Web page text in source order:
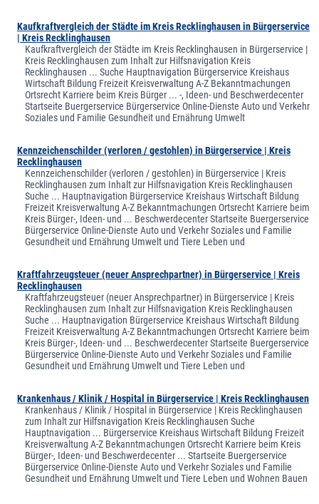
Kaufkraftvergleich der Städte im Kreis Recklinghausen in Bürgerservice
| Kreis Recklinghausen
Kaufkraftvergleich der Städte im Kreis Recklinghausen in Bürgerservice |
Kreis Recklinghausen zum Inhalt zur Hilfsnavigation Kreis
Recklinghausen ... Suche Hauptnavigation Bürgerservice Kreishaus
Wirtschaft Bildung Freizeit Kreisverwaltung A-Z Bekanntmachungen
Ortsrecht Karriere beim Kreis Bürger ... -, Ideen- und Beschwerdecenter
Startseite Buergerservice Bürgerservice Online-Dienste Auto und Verkehr
Soziales und Familie Gesundheit und Ernährung Umwelt
Kennzeichenschilder (verloren / gestohlen) in Bürgerservice | Kreis
Recklinghausen
Kennzeichenschilder (verloren / gestohlen) in Bürgerservice | Kreis
Recklinghausen zum Inhalt zur Hilfsnavigation Kreis Recklinghausen
Suche ... Hauptnavigation Bürgerservice Kreishaus Wirtschaft Bildung
Freizeit Kreisverwaltung A-Z Bekanntmachungen Ortsrecht Karriere beim
Kreis Bürger-, Ideen- und ... Beschwerdecenter Startseite Buergerservice
Bürgerservice Online-Dienste Auto und Verkehr Soziales und Familie
Gesundheit und Ernährung Umwelt und Tiere Leben und
Kraftfahrzeugsteuer (neuer Ansprechpartner) in Bürgerservice | Kreis
Recklinghausen
Kraftfahrzeugsteuer (neuer Ansprechpartner) in Bürgerservice | Kreis
Recklinghausen zum Inhalt zur Hilfsnavigation Kreis Recklinghausen
Suche ... Hauptnavigation Bürgerservice Kreishaus Wirtschaft Bildung
Freizeit Kreisverwaltung A-Z Bekanntmachungen Ortsrecht Karriere beim
Kreis Bürger-, Ideen- und ... Beschwerdecenter Startseite Buergerservice
Bürgerservice Online-Dienste Auto und Verkehr Soziales und Familie
Gesundheit und Ernährung Umwelt und Tiere Leben und
Krankenhaus / Klinik / Hospital in Bürgerservice | Kreis Recklinghausen
Krankenhaus / Klinik / Hospital in Bürgerservice | Kreis Recklinghausen
zum Inhalt zur Hilfsnavigation Kreis Recklinghausen Suche
Hauptnavigation ... Bürgerservice Kreishaus Wirtschaft Bildung Freizeit
Kreisverwaltung A-Z Bekanntmachungen Ortsrecht Karriere beim Kreis
Bürger-, Ideen- und Beschwerdecenter ... Startseite Buergerservice
Bürgerservice Online-Dienste Auto und Verkehr Soziales und Familie
Gesundheit und Ernährung Umwelt und Tiere Leben und Wohnen Bauen